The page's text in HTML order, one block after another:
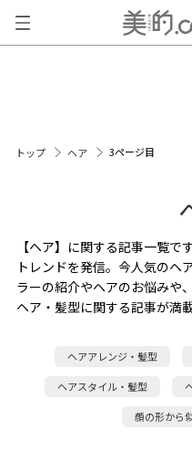
トップ ヘア 3ページ目
【ヘア】に関する記事一覧で
トレンドを発信。今人気のヘ
ラーの紹介やヘアのお悩みや
ヘア・髪型に関する記事が満載
ヘアアレンジ・髪型
ヘアスタイル・髪型
顔の形から